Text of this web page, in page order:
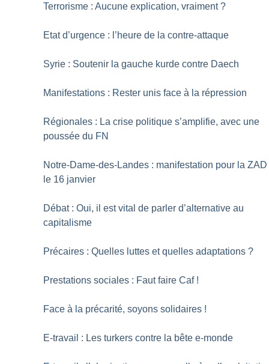
Terrorisme : Aucune explication, vraiment ?
Etat d’urgence : l’heure de la contre-attaque
Syrie : Soutenir la gauche kurde contre Daech
Manifestations : Rester unis face à la répression
Régionales : La crise politique s’amplifie, avec une
poussée du FN
Notre-Dame-des-Landes : manifestation pour la ZAD
le 16 janvier
Débat : Oui, il est vital de parler d’alternative au
capitalisme
Précaires : Quelles luttes et quelles adaptations ?
Prestations sociales : Faut faire Caf !
Face à la précarité, soyons solidaires !
E-travail : Les turkers contre la bête e-monde